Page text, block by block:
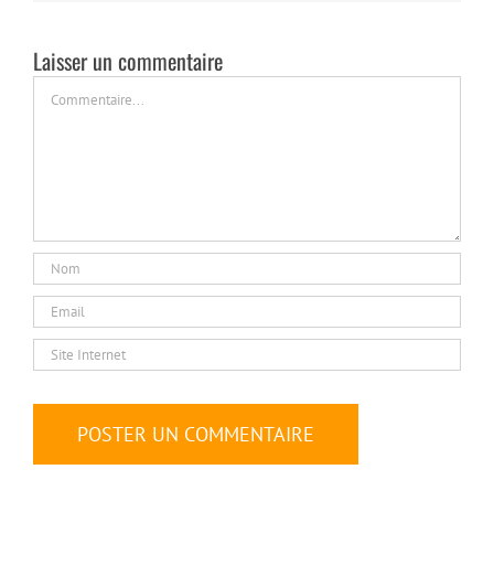
Laisser un commentaire